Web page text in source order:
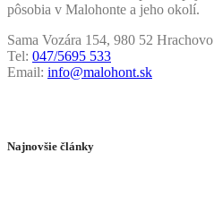
pôsobia v Malohonte a jeho okolí.
Sama Vozára 154, 980 52 Hrachovo
Tel: 047/5695 533
Email: info@malohont.sk
Najnovšie články